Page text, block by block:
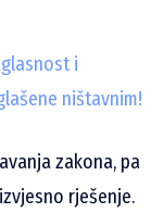
i
ništavnim!
zakona, pa
rješenje.